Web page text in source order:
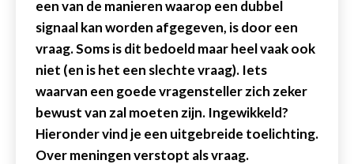
een van de manieren waarop een dubbel
signaal kan worden afgegeven, is door een
vraag. Soms is dit bedoeld maar heel vaak ook
niet (en is het een slechte vraag). Iets
waarvan een goede vragensteller zich zeker
bewust van zal moeten zijn. Ingewikkeld?
Hieronder vind je een uitgebreide toelichting.
Over meningen verstopt als vraag.